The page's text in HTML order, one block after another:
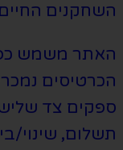
השחקנים
האתר משמש
הכרטיסים
ספקים צד
תשלום, שינוי/